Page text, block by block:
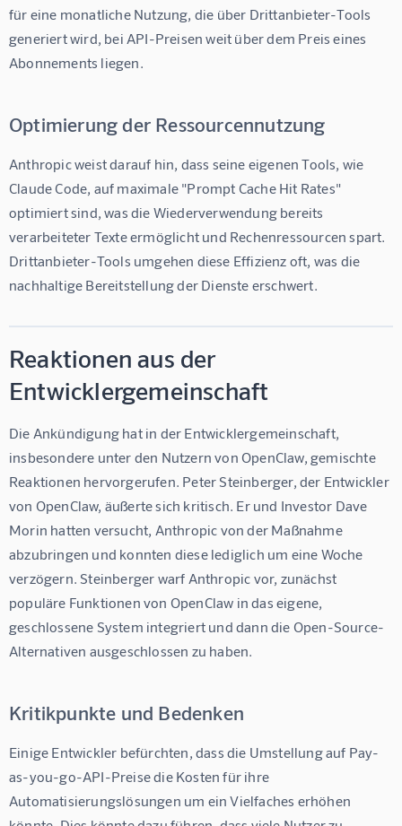
für eine monatliche Nutzung, die über Drittanbieter-Tools
generiert wird, bei API-Preisen weit über dem Preis eines
Abonnements liegen.
Optimierung der Ressourcennutzung
Anthropic weist darauf hin, dass seine eigenen Tools, wie
Claude Code, auf maximale "Prompt Cache Hit Rates"
optimiert sind, was die Wiederverwendung bereits
verarbeiteter Texte ermöglicht und Rechenressourcen spart.
Drittanbieter-Tools umgehen diese Effizienz oft, was die
nachhaltige Bereitstellung der Dienste erschwert.
Reaktionen aus der
Entwicklergemeinschaft
Die Ankündigung hat in der Entwicklergemeinschaft,
insbesondere unter den Nutzern von OpenClaw, gemischte
Reaktionen hervorgerufen. Peter Steinberger, der Entwickler
von OpenClaw, äußerte sich kritisch. Er und Investor Dave
Morin hatten versucht, Anthropic von der Maßnahme
abzubringen und konnten diese lediglich um eine Woche
verzögern. Steinberger warf Anthropic vor, zunächst
populäre Funktionen von OpenClaw in das eigene,
geschlossene System integriert und dann die Open-Source-
Alternativen ausgeschlossen zu haben.
Kritikpunkte und Bedenken
Einige Entwickler befürchten, dass die Umstellung auf Pay-
as-you-go-API-Preise die Kosten für ihre
Automatisierungslösungen um ein Vielfaches erhöhen